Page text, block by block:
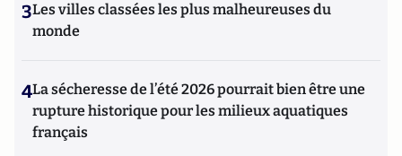
3Les villes classées les plus malheureuses du
monde
4La sécheresse de l’été 2026 pourrait bien être une
rupture historique pour les milieux aquatiques
français